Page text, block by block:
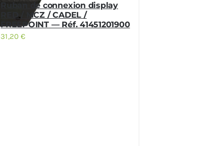
Ruban de connexion display
RED / MCZ / CADEL /
FREEPOINT — Réf. 41451201900
31,20€